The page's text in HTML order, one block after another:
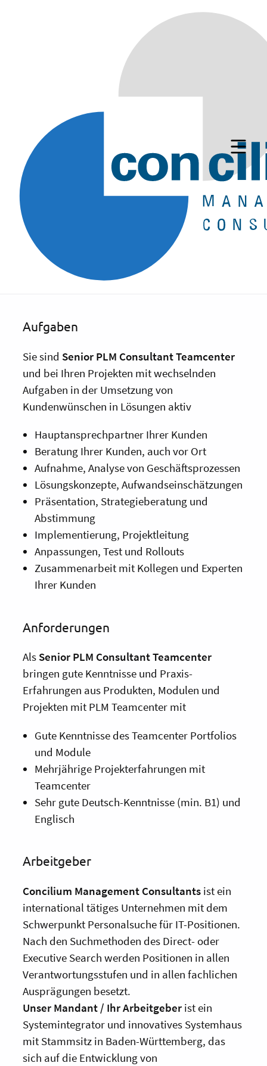
Senior PLM Consultant
(m/w/d)
Deutschlandweit, Homeoffice
Oft aufgerufen
Aufgaben
Sie sind Senior PLM Consultant Teamcenter
und bei Ihren Projekten mit wechselnden
Aufgaben in der Umsetzung von
Kundenwünschen in Lösungen aktiv
Hauptansprechpartner Ihrer Kunden
Beratung Ihrer Kunden, auch vor Ort
Aufnahme, Analyse von Geschäftsprozessen
Lösungskonzepte, Aufwandseinschätzungen
Präsentation, Strategieberatung und
Abstimmung
Implementierung, Projektleitung
Anpassungen, Test und Rollouts
Zusammenarbeit mit Kollegen und Experten
Ihrer Kunden
Anforderungen
Als Senior PLM Consultant Teamcenter
bringen gute Kenntnisse und Praxis-
Erfahrungen aus Produkten, Modulen und
Projekten mit PLM Teamcenter mit
Gute Kenntnisse des Teamcenter Portfolios
und Module
Mehrjährige Projekterfahrungen mit
Teamcenter
Sehr gute Deutsch-Kenntnisse (min. B1) und
Englisch
Arbeitgeber
Concilium Management Consultants ist ein
international tätiges Unternehmen mit dem
Schwerpunkt Personalsuche für IT-Positionen.
Nach den Suchmethoden des Direct- oder
Executive Search werden Positionen in allen
Verantwortungsstufen und in allen fachlichen
Ausprägungen besetzt.
Unser Mandant / Ihr Arbeitgeber ist ein
Systemintegrator und innovatives Systemhaus
mit Stammsitz in Baden-Württemberg, das
sich auf die Entwicklung von